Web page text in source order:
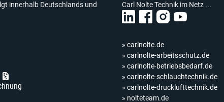
innerhalb Deutschlands und
Carl Nolte Technik im Netz ...
» carlnolte.de
» carlnolte-arbeitsschutz.de
» carlnolte-betriebsbedarf.de
» carlnolte-schlauchtechnik.de
» carlnolte-drucklufttechnik.de
» nolteteam.de